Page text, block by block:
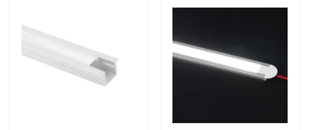
Profil de la plaque de plâtre LED